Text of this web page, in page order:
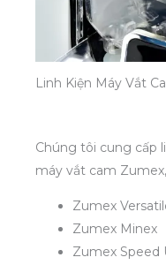
Linh Kiện Máy Vắt
Chúng tôi cung cấp
máy vắt cam
Zumex
Zumex Minex
Zumex Speed